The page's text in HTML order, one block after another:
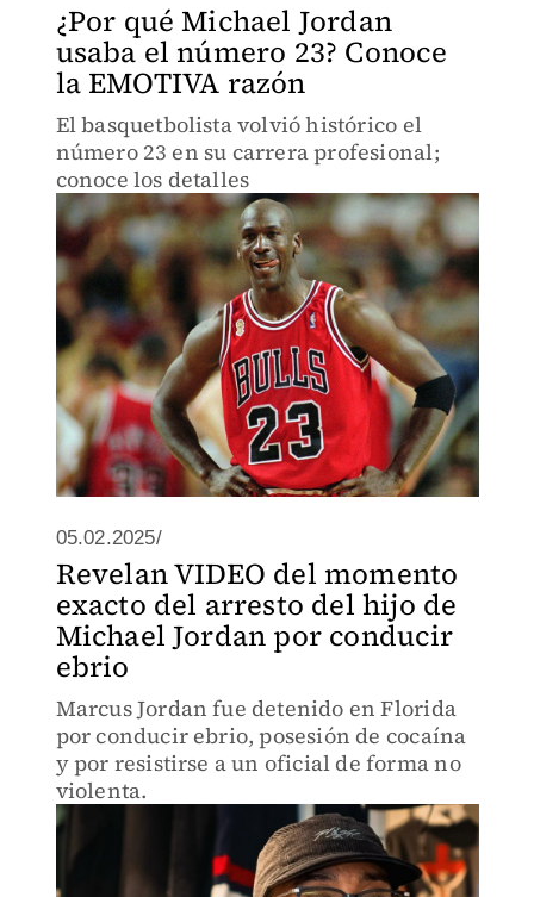
¿Por qué Michael Jordan
usaba el número 23? Conoce
la EMOTIVA razón
El basquetbolista volvió histórico el
número 23 en su carrera profesional;
conoce los detalles
05.02.2025/
Revelan VIDEO del momento
exacto del arresto del hijo de
Michael Jordan por conducir
ebrio
Marcus Jordan fue detenido en Florida
por conducir ebrio, posesión de cocaína
y por resistirse a un oficial de forma no
violenta.